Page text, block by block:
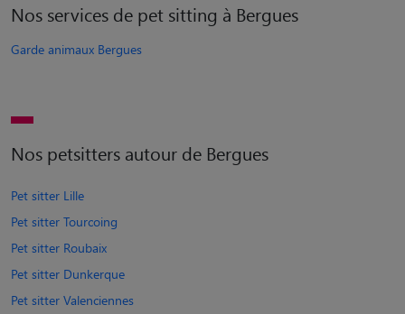
Nos services de pet sitting à Bergues
Garde animaux Bergues
Nos petsitters autour de Bergues
Pet sitter Lille
Pet sitter Tourcoing
Pet sitter Roubaix
Pet sitter Dunkerque
Pet sitter Valenciennes